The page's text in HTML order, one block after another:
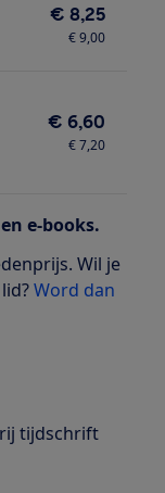
€ 8,25
€ 9,00
€ 6,60
€ 7,20
e-books.
Wil je
Word dan
tijdschrift